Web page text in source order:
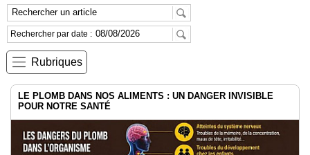
TvLocale
France
RUBRIQUES
Agenda
Gazette
Rechercher par date :
Rubriques
LE PLOMB DANS NOS ALIMENTS : UN DANGER INVISIBLE
POUR NOTRE SANTÉ